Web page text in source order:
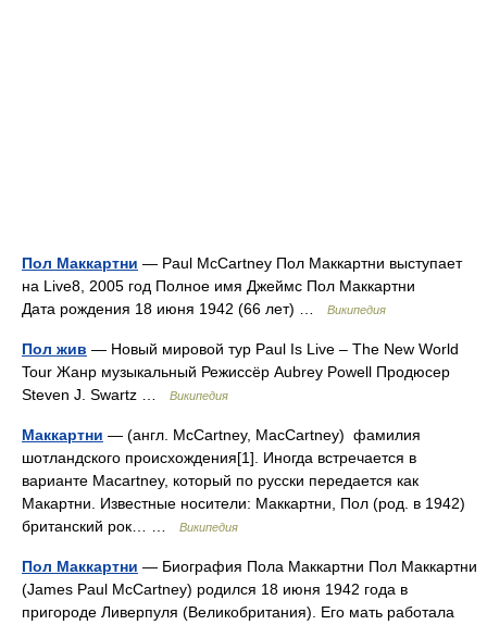
Пол Маккартни — Paul McCartney Пол Маккартни выступает
на Live8, 2005 год Полное имя Джеймс Пол Маккартни
Дата рождения 18 июня 1942 (66 лет) …
Википедия
Пол жив — Новый мировой тур Paul Is Live – The New World
Tour Жанр музыкальный Режиссёр Aubrey Powell Продюсер
Steven J. Swartz …
Википедия
Маккартни — (англ. McCartney, MacCartney) фамилия
шотландского происхождения[1]. Иногда встречается в
варианте Macartney, который по русски передается как
Макартни. Известные носители: Маккартни, Пол (род. в 1942)
британский рок… …
Википедия
Пол Маккартни — Биография Пола Маккартни Пол Маккартни
(James Paul McCartney) родился 18 июня 1942 года в
пригороде Ливерпуля (Великобритания). Его мать работала